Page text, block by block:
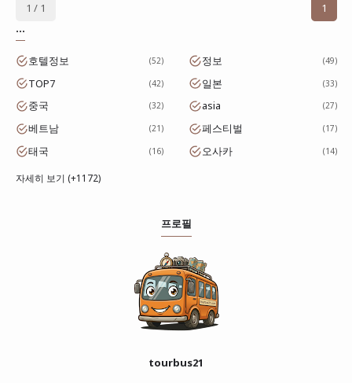
1 / 1
1
...
호텔정보 52 정보 49
TOP7 42 일본 33
중국 32 asia 27
베트남 21 페스티벌 17
태국 16 오사카 14
자세히 보기 (+1172)
프로필
tourbus21